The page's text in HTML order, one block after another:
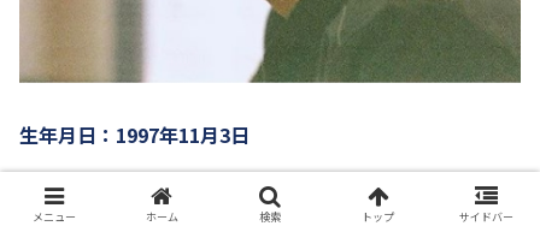
生年月日：1997年11月3日
年齢：20歳
メニュー ホーム 検索 トップ サイドバー